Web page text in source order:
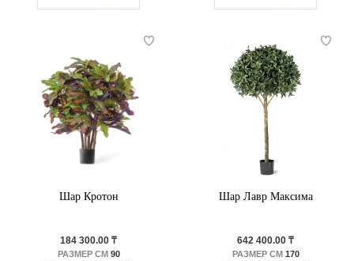
Шар Кротон
184 300.00 ₸
РАЗМЕР СМ 90
Шар Лавр Максима
642 400.00 ₸
РАЗМЕР СМ 170